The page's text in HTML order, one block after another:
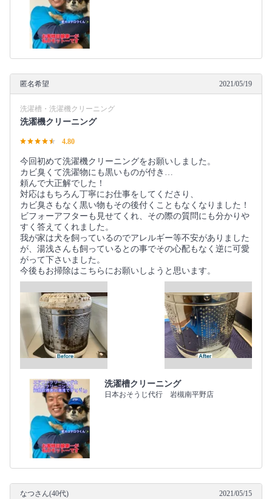
匿名希望 2021/05/19
洗濯槽・洗濯機クリーニング
洗濯機クリーニング
4.80
今回初めて洗濯機クリーニングをお願いしました。
カビ臭くて洗濯物にも黒いものが付き…
頼んで大正解でした！
対応はもちろん丁寧にお仕事をしてくださり、
カビ臭さもなく黒い物もその後付くこともなくなりました！
ビフォーアフターも見せてくれ、その際の質問にも分かりや
すく答えてくれました。
我が家は犬を飼っているのでアレルギー等不安がありました
が、湯浅さんも飼っているとの事でその心配もなく逆に可愛
がって下さいました。
今後もお掃除はこちらにお願いしようと思います。
洗濯槽クリーニング
日本おそうじ代行 岩槻南平野店
なつさん(40代) 2021/05/15